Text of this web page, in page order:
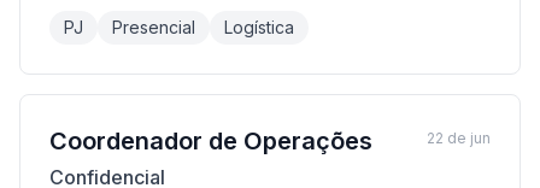
PJ Presencial Logística
Coordenador de Operações
Confidencial
22 de jun